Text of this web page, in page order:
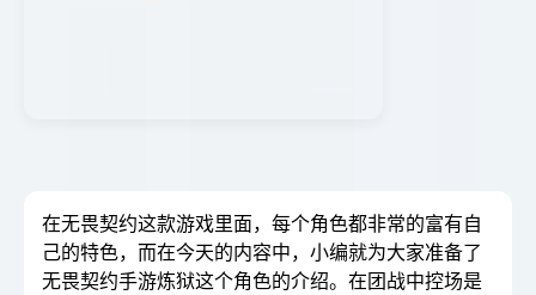
在无畏契约这款游戏里面，每个角色都非常的富有自
己的特色，而在今天的内容中，小编就为大家准备了
无畏契约手游炼狱这个角色的介绍。在团战中控场是